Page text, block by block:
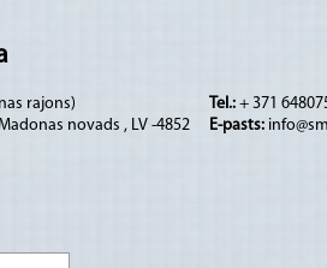
rajons)
novads , LV -4852
Tel.: + 371
E-pasts: